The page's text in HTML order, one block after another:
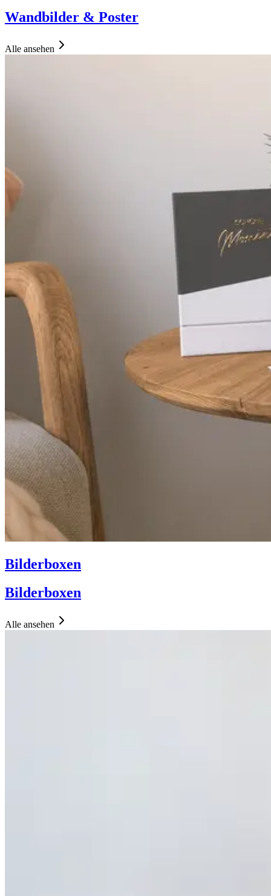
Wandbilder & Poster
Alle ansehen
Bilderboxen
Bilderboxen
Alle ansehen